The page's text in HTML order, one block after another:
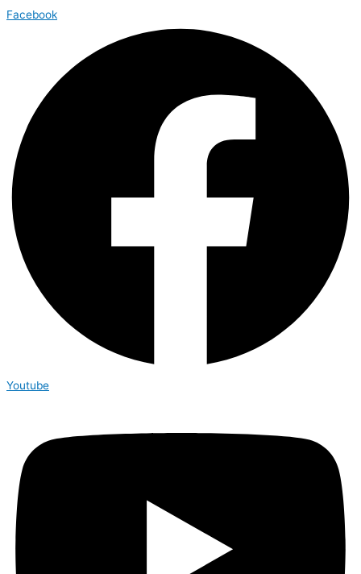
Facebook
Youtube